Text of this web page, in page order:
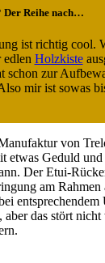
Reihe nach…
ist richtig cool.
Holzkiste
schon zur
mir ist sowas
von
etwas Geduld
Der Etui-
am Rahmen
das stört